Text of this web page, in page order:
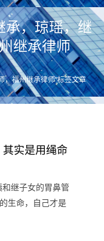
承，琼瑶，继
继承律师
，福州继承律师"标签文章
实是用绳命
继子女的胃鼻管
生命，自己才是